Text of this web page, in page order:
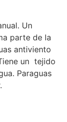
Un
parte de la
antiviento
un tejido
Paraguas